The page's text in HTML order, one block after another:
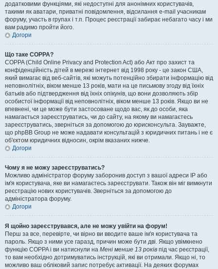
додатковими функціями, які недоступні для анонімних користувачів,
такими як аватари, приватні повідомлення, відсилання e-mail учасникам
форуму, участь в групах і т.п. Процес реєстрації забирає небагато часу і ми
вам радимо пройти його.
Догори
Що таке COPPA?
COPPA (Child Online Privacy and Protection Act) або Акт про захист та
конфіденційність дітей в мережі інтернет від 1998 року - це закон США,
який вимагає від веб-сайтів, які можуть потенційно збирати інформацію від
неповнолітніх, віком менше 13 років, мати на це письмову згоду від їхніх
батьків або підтвердження від їхніх опікунів, що вони дозволяють збір
особистої інформації від неповнолітніх, віком менше 13 років. Якщо ви не
впевнені, чи це може бути застосоване щодо вас, як до особи, яка
намагається зареєструватись, чи до сайту, на якому ви намагаєтесь
зареєструватись, зверніться за допомогою до юрисконсульта. Зауважте,
що phpBB Group не може надавати консультацій з юридичних питань і не є
об'єктом юридичних відносин, окрім вказаних нижче.
Догори
Чому я не можу зареєструватись?
Можливо адміністратор форуму заборонив доступ з вашої адреси IP або
ім'я користувача, яке ви намагаєтесь зареєструвати. Також він міг вимкнути
реєстрацію нових користувачів. Зверніться за допомогою до
адміністратора форуму.
Догори
Я щойно зареєструвався, але не можу увійти на форум!
Перш за все, перевірте, чи вірно ви вводите ваше ім'я користувача та
пароль. Якщо з ними усе гаразд, причин може бути дві. Якщо увімкнено
функцію COPPA і ви натиснули на Мені менше 13 років під час реєстрації,
то вам необхідно дотримуватись інструкцій, які ви отримали. Якщо ні, то
можливо ваш обліковий запис потребує активації. На деяких форумах